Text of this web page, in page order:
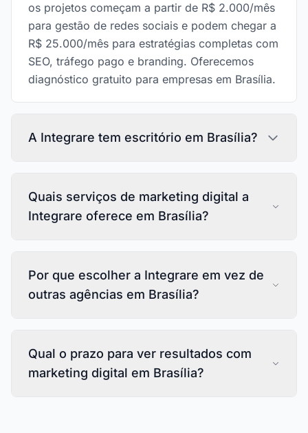
os projetos começam a partir de R$ 2.000/mês
para gestão de redes sociais e podem chegar a
R$ 25.000/mês para estratégias completas com
SEO, tráfego pago e branding. Oferecemos
diagnóstico gratuito para empresas em Brasília.
A Integrare tem escritório em Brasília?
Quais serviços de marketing digital a
Integrare oferece em Brasília?
Por que escolher a Integrare em vez de
outras agências em Brasília?
Qual o prazo para ver resultados com
marketing digital em Brasília?